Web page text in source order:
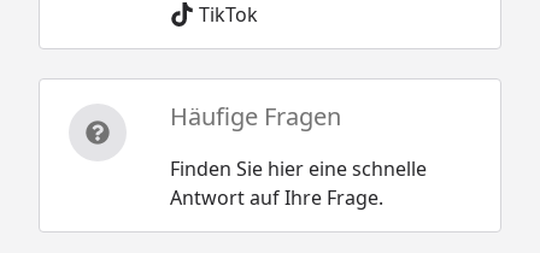
TikTok
Häufige Fragen
Finden Sie hier eine schnelle
Antwort auf Ihre Frage.